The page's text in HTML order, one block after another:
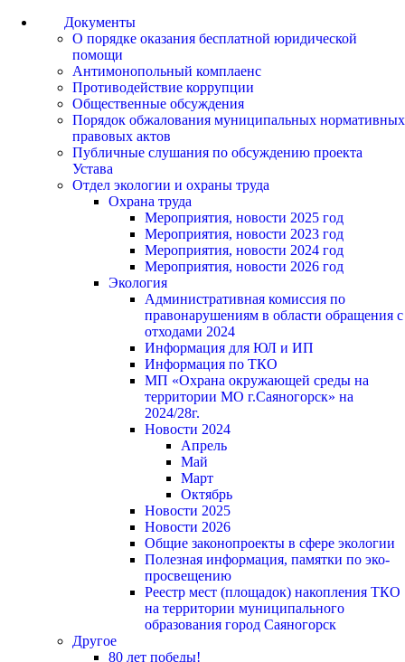
Документы
О порядке оказания бесплатной юридической
помощи
Антимонопольный комплаенс
Противодействие коррупции
Общественные обсуждения
Порядок обжалования муниципальных нормативных
правовых актов
Публичные слушания по обсуждению проекта
Устава
Отдел экологии и охраны труда
Охрана труда
Мероприятия, новости 2025 год
Мероприятия, новости 2023 год
Мероприятия, новости 2024 год
Мероприятия, новости 2026 год
Экология
Административная комиссия по
правонарушениям в области обращения с
отходами 2024
Информация для ЮЛ и ИП
Информация по ТКО
МП «Охрана окружающей среды на
территории МО г.Саяногорск» на
2024/28г.
Новости 2024
Апрель
Май
Март
Октябрь
Новости 2025
Новости 2026
Общие законопроекты в сфере экологии
Полезная информация, памятки по эко-
просвещению
Реестр мест (площадок) накопления ТКО
на территории муниципального
образования город Саяногорск
Другое
80 лет победы!